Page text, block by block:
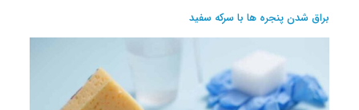
براق شدن پنجره ها با سرکه سفید